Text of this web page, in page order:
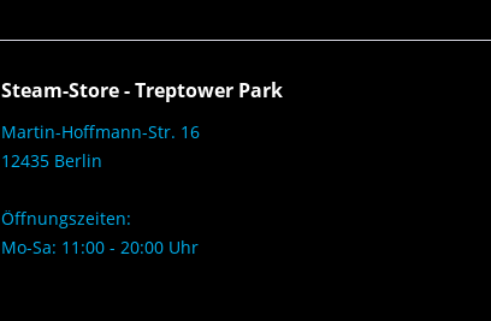
Steam-Store - Treptower Park
Martin-Hoffmann-Str. 16
12435 Berlin
Öffnungszeiten:
Mo-Sa: 11:00 - 20:00 Uhr